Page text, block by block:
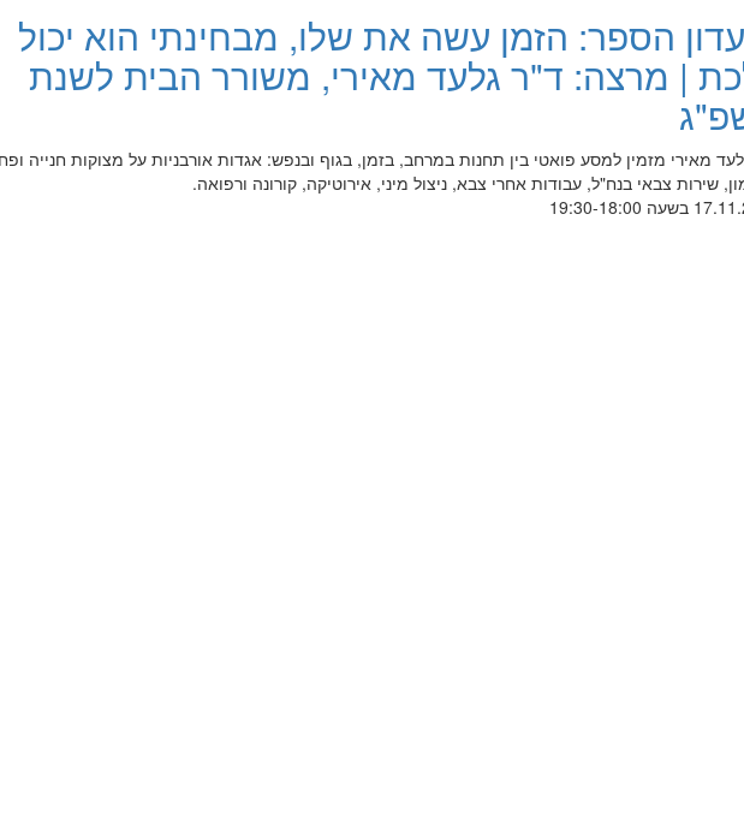
הספר: הזמן עשה את שלו, מבחינתי הוא יכול
| מרצה: ד"ר גלעד מאירי, משורר הבית לשנת
מאירי מזמין למסע פואטי בין תחנות במרחב, בזמן, בגוף ובנפש: אגדות אורבניות על מצוקות חנייה
שירות צבאי בנח"ל, עבודות אחרי צבא, ניצול מיני, אירוטיקה, קורונה ורפואה.
19:30-18:00